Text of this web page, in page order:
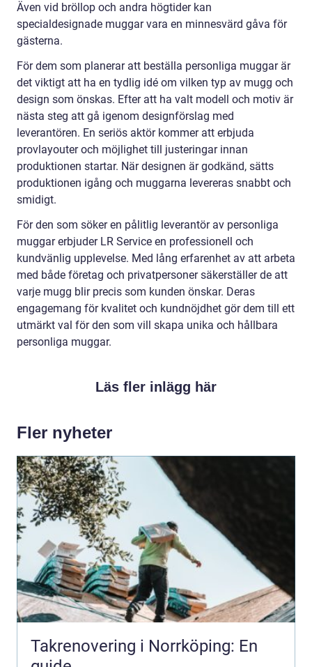
Även vid bröllop och andra högtider kan
specialdesignade muggar vara en minnesvärd gåva för
gästerna.
För dem som planerar att beställa personliga muggar är
det viktigt att ha en tydlig idé om vilken typ av mugg och
design som önskas. Efter att ha valt modell och motiv är
nästa steg att gå igenom designförslag med
leverantören. En seriös aktör kommer att erbjuda
provlayouter och möjlighet till justeringar innan
produktionen startar. När designen är godkänd, sätts
produktionen igång och muggarna levereras snabbt och
smidigt.
För den som söker en pålitlig leverantör av personliga
muggar erbjuder LR Service en professionell och
kundvänlig upplevelse. Med lång erfarenhet av att arbeta
med både företag och privatpersoner säkerställer de att
varje mugg blir precis som kunden önskar. Deras
engagemang för kvalitet och kundnöjdhet gör dem till ett
utmärkt val för den som vill skapa unika och hållbara
personliga muggar.
Läs fler inlägg här
Fler nyheter
Takrenovering i Norrköping: En